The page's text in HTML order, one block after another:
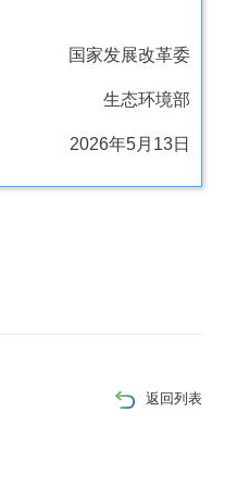
国家发展改革委
生态环境部
2026年5月13日
返回列表